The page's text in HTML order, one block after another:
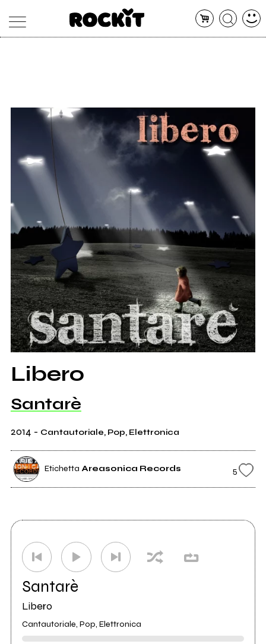
ARTISTI
CONCERTI
SHOP
RADIO
Libero
Santarè
2014 - Cantautoriale, Pop, Elettronica
Etichetta Areasonica Records 5
Santarè
Libero
Cantautoriale, Pop, Elettronica